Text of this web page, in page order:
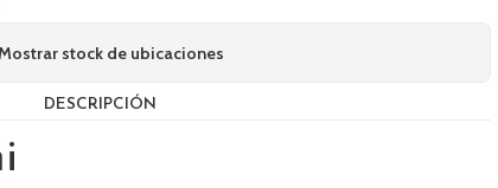
stock de ubicaciones
DESCRIPCIÓN